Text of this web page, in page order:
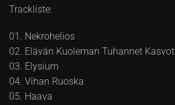
Trackliste:
01. Nekrohelios
02. Elävän Kuoleman Tuhannet Kasvot
03. Elysium
04. Vihan Ruoska
05. Haava